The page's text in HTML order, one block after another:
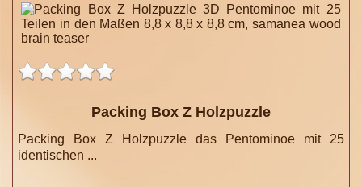
Packing Box Z Holzpuzzle
Packing Box Z Holzpuzzle das Pentominoe mit 25
identischen ...